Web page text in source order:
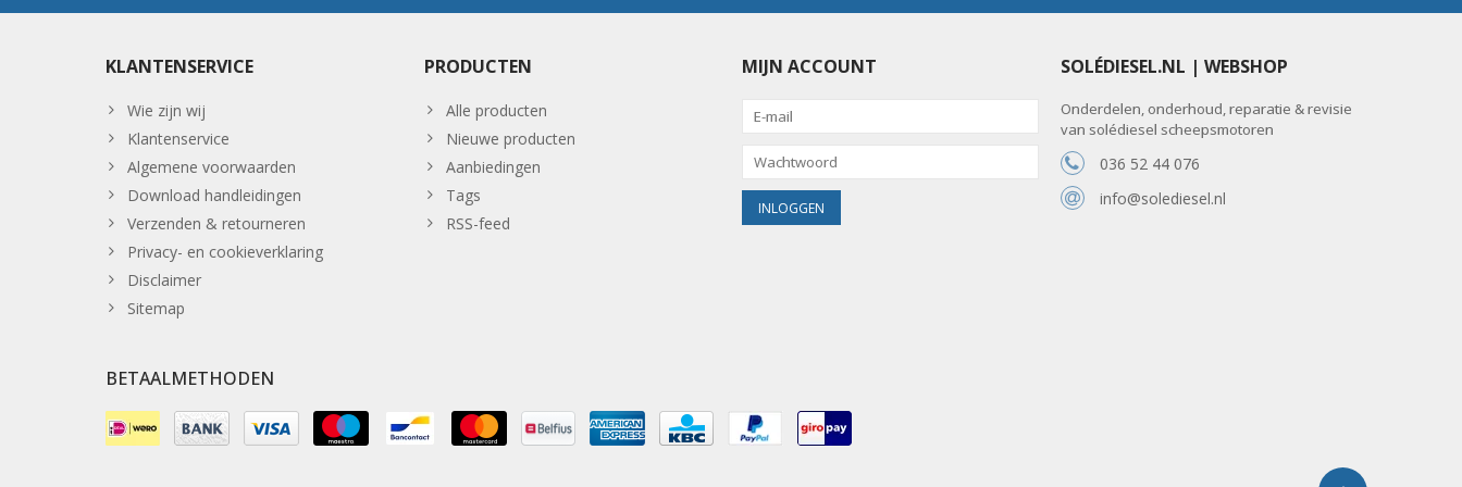
KLANTENSERVICE
Wie zijn wij
Klantenservice
Algemene voorwaarden
Download handleidingen
Verzenden & retourneren
Privacy- en cookieverklaring
Disclaimer
Sitemap
PRODUCTEN
Alle producten
Nieuwe producten
Aanbiedingen
Tags
RSS-feed
MIJN ACCOUNT SOLÉDIESEL.NL | WEBSHOP
Onderdelen, onderhoud, reparatie & revisie
van solédiesel scheepsmotoren
036 52 44 076
info@solediesel.nl
BETAALMETHODEN